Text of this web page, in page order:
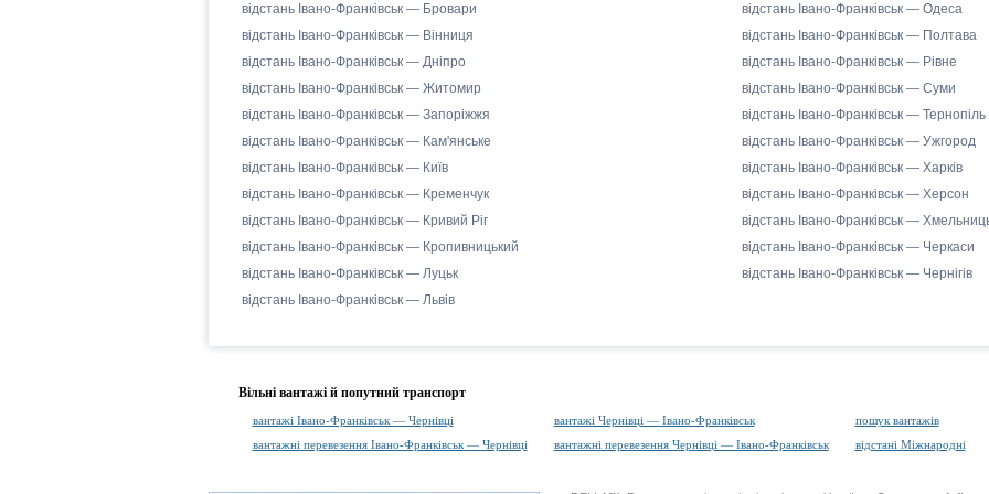
відстань Івано-Франківськ — Бровари
відстань Івано-Франківськ — Вінниця
відстань Івано-Франківськ — Дніпро
відстань Івано-Франківськ — Житомир
відстань Івано-Франківськ — Запоріжжя
відстань Івано-Франківськ — Кам'янське
відстань Івано-Франківськ — Київ
відстань Івано-Франківськ — Кременчук
відстань Івано-Франківськ — Кривий Ріг
відстань Івано-Франківськ — Кропивницький
відстань Івано-Франківськ — Луцьк
відстань Івано-Франківськ — Львів
відстань Івано-Франківськ — Одеса
відстань Івано-Франківськ — Полтава
відстань Івано-Франківськ — Рівне
відстань Івано-Франківськ — Суми
відстань Івано-Франківськ — Тернопіль
відстань Івано-Франківськ — Ужгород
відстань Івано-Франківськ — Харків
відстань Івано-Франківськ — Херсон
відстань Івано-Франківськ —
відстань Івано-Франківськ — Черкаси
відстань Івано-Франківськ — Чернігів
Вільні вантажі й попутний транспорт
вантажі Івано-Франківськ — Чернівці вантажі Чернівці — Івано-Франківськ
пошук вантажів
вантажні перевезення Івано-Франківськ — Чернівці
вантажні перевезення Чернівці — Івано-Франківськ відстані Міжнародні